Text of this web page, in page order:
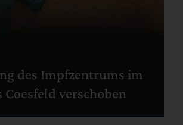
des Impfzentrums im
Coesfeld verschoben